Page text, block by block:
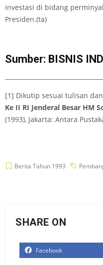
investasi di bidang
Presiden.(ta)
Sumber: BISNIS
[1] Dikutip sesuai tulisan
Ke II RI Jenderal Besar HM
(1993), Jakarta: Antara
Berita Tahun 1993
SHARE ON
Facebook